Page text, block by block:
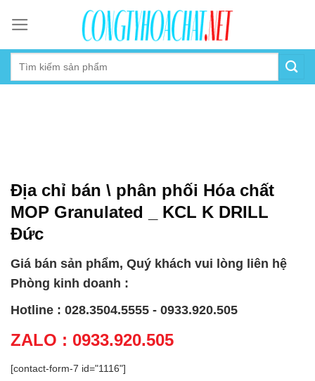
content
Địa chỉ bán \ phân phối Hóa chất
MOP Granulated _ KCL K DRILL
Đức
Giá bán sản phẩm, Quý khách vui lòng liên hệ
Phòng kinh doanh :
Hotline : 028.3504.5555 - 0933.920.505
ZALO : 0933.920.505
[contact-form-7 id="1116"]